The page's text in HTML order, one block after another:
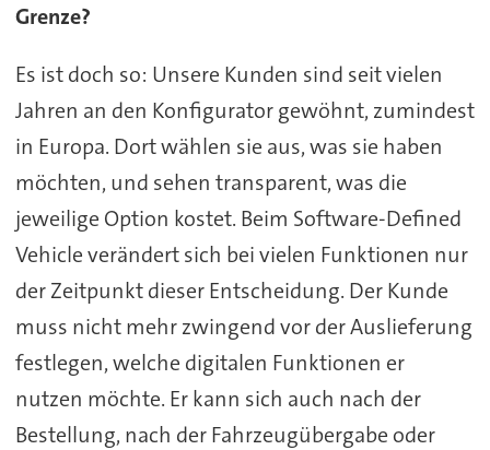
Grenze?
Es ist doch so: Unsere Kunden sind seit vielen
Jahren an den Konfigurator gewöhnt, zumindest
in Europa. Dort wählen sie aus, was sie haben
möchten, und sehen transparent, was die
jeweilige Option kostet. Beim Software-Defined
Vehicle verändert sich bei vielen Funktionen nur
der Zeitpunkt dieser Entscheidung. Der Kunde
muss nicht mehr zwingend vor der Auslieferung
festlegen, welche digitalen Funktionen er
nutzen möchte. Er kann sich auch nach der
Bestellung, nach der Fahrzeugübergabe oder